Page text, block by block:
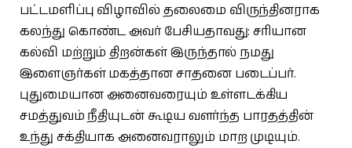
பட்டமளிப்பு விழாவில் தலைமை விருந்தினராக
கலந்து கொண்ட அவர் பேசியதாவது: சரியான
கல்வி மற்றும் திறன்கள் இருந்தால் நமது
இளைஞர்கள் மகத்தான சாதனை படைப்பர்.
புதுமையான அனைவரையும் உள்ளடக்கிய
சமத்துவம் நீதியுடன் கூடிய வளர்ந்த பாரதத்தின்
உந்து சக்தியாக அனைவராலும் மாற முடியும்.